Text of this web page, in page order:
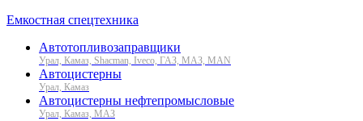
Емкостная спецтехника
Автотопливозаправщики
Урал, Камаз, Shacman, Iveco, ГАЗ, МАЗ, MAN
Автоцистерны
Урал, Камаз
Автоцистерны нефтепромысловые
Урал, Камаз, МАЗ